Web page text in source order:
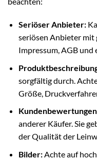
Seriöser Anbieter:
seriösen Anbieter mit
Impressum, AGB
sorgfältig durch.
Größe,
anderer Käufer. Sie
der Qualität der
Bilder:Achte auf